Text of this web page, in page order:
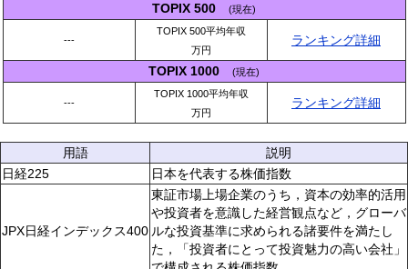
TOPIX 500 (現在)
---
TOPIX 500平均年収
万円
ランキング詳細
TOPIX 1000 (現在)
---
TOPIX 1000平均年収
万円
ランキング詳細
用語
説明
日経225
日本を代表する株価指数
JPX日経インデックス400
東証市場上場企業のうち，資本の効率的活用
や投資者を意識した経営観点など，グローバ
ルな投資基準に求められる諸要件を満たし
た，「投資者にとって投資魅力の高い会社」